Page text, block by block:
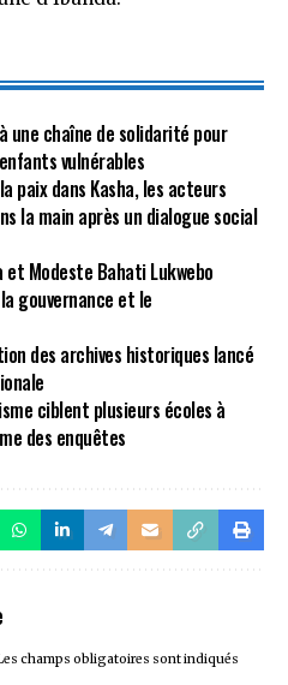
une chaîne de solidarité pour
vulnérables
paix dans Kasha, les acteurs
la main après un dialogue social
et Modeste Bahati Lukwebo
gouvernance et le
des archives historiques lancé
ciblent plusieurs écoles à
des enquêtes
champs obligatoires sont indiqués